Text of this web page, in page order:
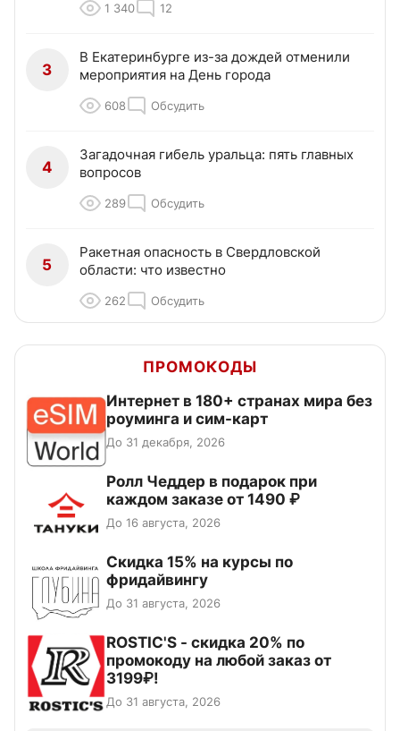
1 340 12
3
В Екатеринбурге из-за дождей отменили
мероприятия на День города
608 Обсудить
4
Загадочная гибель уральца: пять главных
вопросов
289 Обсудить
5
Ракетная опасность в Свердловской
области: что известно
262 Обсудить
ПРОМОКОДЫ
Интернет в 180+ странах мира без
роуминга и сим-карт
До 31 декабря, 2026
Ролл Чеддер в подарок при
каждом заказе от 1490 ₽
До 16 августа, 2026
Скидка 15% на курсы по
фридайвингу
До 31 августа, 2026
ROSTIC'S - скидка 20% по
промокоду на любой заказ от
3199₽!
До 31 августа, 2026